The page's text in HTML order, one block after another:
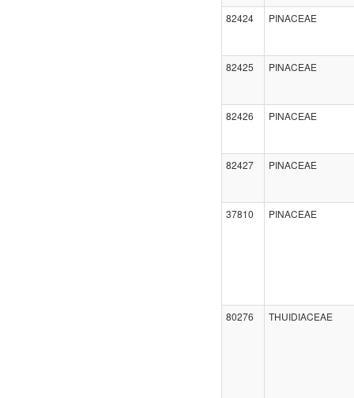
82424 PINACEAE
82425 PINACEAE
82426 PINACEAE
82427 PINACEAE
37810 PINACEAE
80276 THUIDIACEAE